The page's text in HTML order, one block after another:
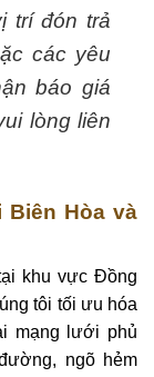
trí đón trả
các yêu
báo giá
lòng liên
Hòa và
khu vực Đồng
tôi tối ưu hóa
mạng lưới phủ
ngõ hẻm